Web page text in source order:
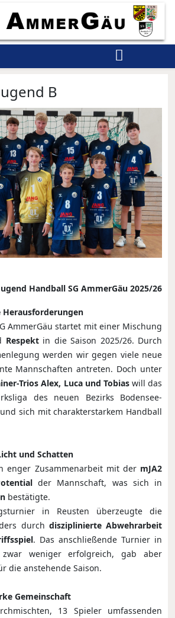
B
Handball SG AmmerGäu 2025/26
Herausforderungen
AmmerGäu startet mit einer Mischung
Respektin die Saison 2025/26. Durch
werden wir gegen viele neue
Mannschaften antreten. Doch unter
Trios Alex, Luca und Tobiaswill das
des neuen Bezirks Bodensee-
sich mit charakterstarkem Handball
und Schatten
enger Zusammenarbeit mit der mJA2
der Mannschaft, was sich in
bestätigte.
in Reusten überzeugte die
durch disziplinierte Abwehrarbeit
. Das anschließende Turnier in
weniger erfolgreich, gab aber
die anstehende Saison.
Gemeinschaft
13 Spieler umfassenden